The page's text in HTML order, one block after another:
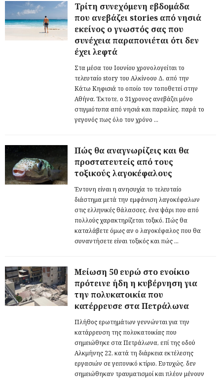
Τρίτη συνεχόμενη εβδομάδα
που ανεβάζει stories από νησιά
εκείνος ο γνωστός σας που
συνέχεια παραπονιέται ότι δεν
έχει λεφτά
Στα μέσα του Ιουνίου χρονολογείται το
τελευταίο story του Αλκίνοου Δ. από την
Κάτω Κηφισιά το οποίο τον τοποθετεί στην
Αθήνα. Έκτοτε, ο 31χρονος ανεβάζει μόνο
στιγμιότυπα από νησιά και παραλίες, παρά το
γεγονός πως όλο τον χρόνο ...
Πώς θα αναγνωρίζεις και θα
προστατευτείς από τους
τοξικούς λαγοκέφαλους
Έντονη είναι η ανησυχία το τελευταίο
διάστημα μετά την εμφάνιση λαγοκέφαλων
στις ελληνικές θάλασσες, ένα ψάρι που από
πολλούς χαρακτηρίζεται τοξικό. Πώς θα
καταλάβετε όμως αν ο λαγοκέφαλος που θα
συναντήσετε είναι τοξικός και πώς ...
Μείωση 50 ευρώ στο ενοίκιο
πρότεινε ήδη η κυβέρνηση για
την πολυκατοικία που
κατέρρευσε στα Πετράλωνα
Πλήθος ερωτημάτων γεννώνται για την
κατάρρευση της πολυκατοικίας που
σημειώθηκε στα Πετράλωνα, επί της οδού
Αλκμήνης 22, κατά τη διάρκεια εκτέλεσης
εργασιών σε γειτονικό κτίριο. Ευτυχώς, δεν
σημειώθηκαν τραυματισμοί και πλέον μένουν